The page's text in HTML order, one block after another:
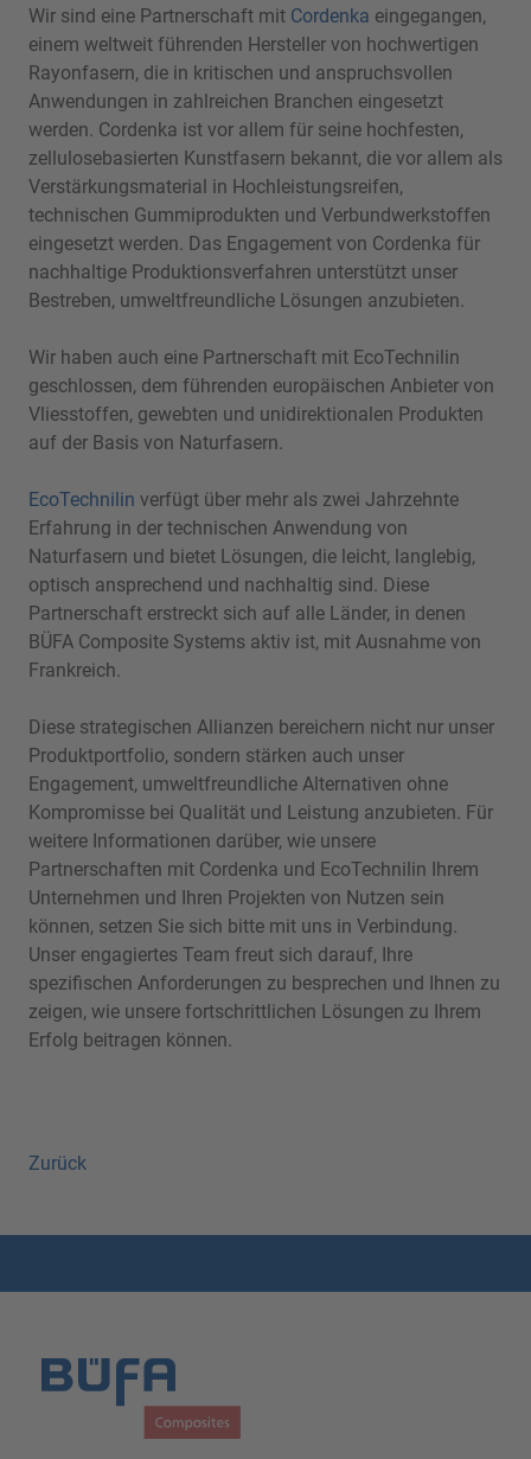
Wir sind eine Partnerschaft mit Cordenka eingegangen,
einem weltweit führenden Hersteller von hochwertigen
Rayonfasern, die in kritischen und anspruchsvollen
Anwendungen in zahlreichen Branchen eingesetzt
werden. Cordenka ist vor allem für seine hochfesten,
zellulosebasierten Kunstfasern bekannt, die vor allem als
Verstärkungsmaterial in Hochleistungsreifen,
technischen Gummiprodukten und Verbundwerkstoffen
eingesetzt werden. Das Engagement von Cordenka für
nachhaltige Produktionsverfahren unterstützt unser
Bestreben, umweltfreundliche Lösungen anzubieten.
Wir haben auch eine Partnerschaft mit EcoTechnilin
geschlossen, dem führenden europäischen Anbieter von
Vliesstoffen, gewebten und unidirektionalen Produkten
auf der Basis von Naturfasern.
EcoTechnilin verfügt über mehr als zwei Jahrzehnte
Erfahrung in der technischen Anwendung von
Naturfasern und bietet Lösungen, die leicht, langlebig,
optisch ansprechend und nachhaltig sind. Diese
Partnerschaft erstreckt sich auf alle Länder, in denen
BÜFA Composite Systems aktiv ist, mit Ausnahme von
Frankreich.
Diese strategischen Allianzen bereichern nicht nur unser
Produktportfolio, sondern stärken auch unser
Engagement, umweltfreundliche Alternativen ohne
Kompromisse bei Qualität und Leistung anzubieten. Für
weitere Informationen darüber, wie unsere
Partnerschaften mit Cordenka und EcoTechnilin Ihrem
Unternehmen und Ihren Projekten von Nutzen sein
können, setzen Sie sich bitte mit uns in Verbindung.
Unser engagiertes Team freut sich darauf, Ihre
spezifischen Anforderungen zu besprechen und Ihnen zu
zeigen, wie unsere fortschrittlichen Lösungen zu Ihrem
Erfolg beitragen können.
Zurück